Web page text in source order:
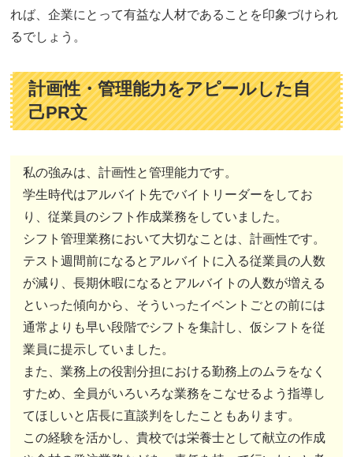
れば、企業にとって有益な人材であることを印象づけられ
るでしょう。
計画性・管理能力をアピールした自
己PR文
私の強みは、計画性と管理能力です。
学生時代はアルバイト先でバイトリーダーをしてお
り、従業員のシフト作成業務をしていました。
シフト管理業務において大切なことは、計画性です。
テスト週間前になるとアルバイトに入る従業員の人数
が減り、長期休暇になるとアルバイトの人数が増える
といった傾向から、そういったイベントごとの前には
通常よりも早い段階でシフトを集計し、仮シフトを従
業員に提示していました。
また、業務上の役割分担における勤務上のムラをなく
すため、全員がいろいろな業務をこなせるよう指導し
てほしいと店長に直談判をしたこともあります。
この経験を活かし、貴校では栄養士として献立の作成